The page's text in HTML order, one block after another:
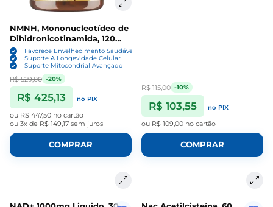
NMNH, Mononucleotídeo de
Dihidronicotinamida, 120
Cápsulas, Totaria
Favorece Envelhecimento Saudável
Suporte À Longevidade Celular
Suporte Mitocondrial Avançado
R$ 529,00 -20%
R$ 425,13 no PIX
ou R$ 447,50 no cartão
ou 3x de R$ 149,17 sem juros
COMPRAR
R$ 115,00 -10%
R$ 103,55 no PIX
ou R$ 109,00 no cartão
COMPRAR